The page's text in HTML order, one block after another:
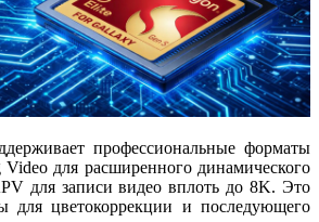
профессиональные форматы
Video для расширенного динамического
для записи видео вплоть до 8K. Это
для цветокоррекции и последующего